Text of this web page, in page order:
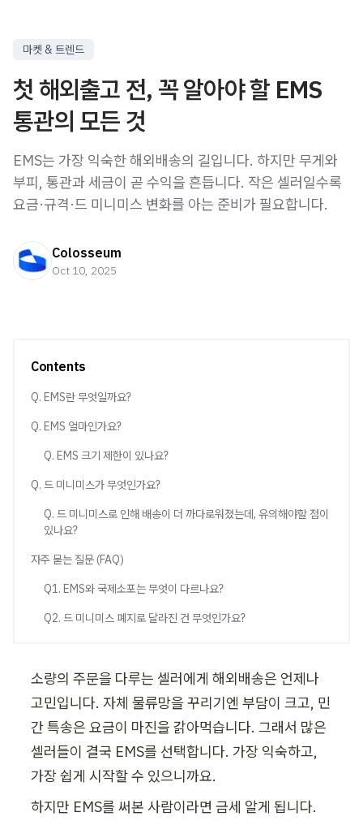
마켓 & 트렌드
첫 해외출고 전, 꼭 알아야 할 EMS
통관의 모든 것
EMS는 가장 익숙한 해외배송의 길입니다. 하지만 무게와
부피, 통관과 세금이 곧 수익을 흔듭니다. 작은 셀러일수록
요금·규격·드 미니미스 변화를 아는 준비가 필요합니다.
Colosseum
Oct 10, 2025
Contents
Q. EMS란 무엇일까요?
Q. EMS 얼마인가요?
Q. EMS 크기 제한이 있나요?
Q. 드 미니미스가 무엇인가요?
Q. 드 미니미스로 인해 배송이 더 까다로워졌는데, 유의해야할 점이
있나요?
자주 묻는 질문 (FAQ)
Q1. EMS와 국제소포는 무엇이 다르나요?
Q2. 드 미니미스 폐지로 달라진 건 무엇인가요?
소량의 주문을 다루는 셀러에게 해외배송은 언제나
고민입니다. 자체 물류망을 꾸리기엔 부담이 크고, 민
간 특송은 요금이 마진을 갉아먹습니다. 그래서 많은
셀러들이 결국 EMS를 선택합니다. 가장 익숙하고,
가장 쉽게 시작할 수 있으니까요.
하지만 EMS를 써본 사람이라면 금세 알게 됩니다.